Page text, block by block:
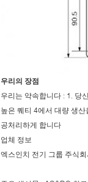
우리의 장점
우리는 약속합니다 : 1. 당
높은 퀘티 4에서 대량 생
공처리하게 합니다
업체 정보
엑스인치 전기 그룹 주식